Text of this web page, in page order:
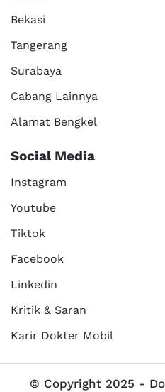
Bekasi
Tangerang
Surabaya
Cabang Lainnya
Alamat Bengkel
Social Media
Instagram
Youtube
Tiktok
Facebook
Linkedin
Kritik & Saran
Karir Dokter Mobil
© Copyright 2025 -